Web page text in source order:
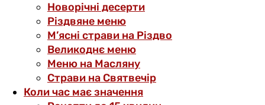
Новорічні десерти
Різдвяне меню
М’ясні страви на Різдво
Великоднє меню
Меню на Масляну
Страви на Святвечір
Коли час має значення